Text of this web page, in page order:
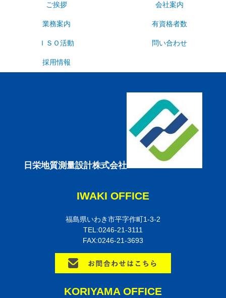
ご挨拶 会社案内
業務案内 有資格者数
ＩＳＯ活動 問い合わせ
採用情報
日栄地質測量設計株式会社
IWAKI OFFICE
福島県いわき市平字作町1-3-2
TEL:0246-21-3111
FAX:0246-21-3693
KORIYAMA OFFICE